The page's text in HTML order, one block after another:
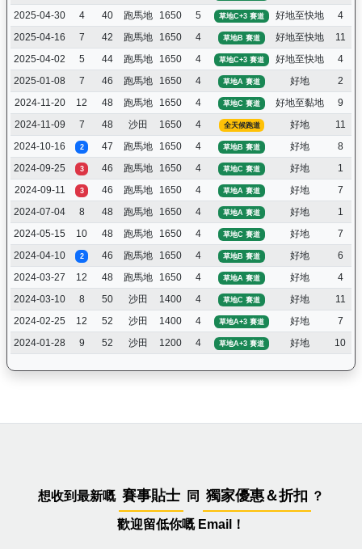
2025-04-30
4 40 跑馬地 1650 5 草地C+3 賽道 好地至快地 4
2025-04-16
7 42 跑馬地 1650 4 草地B 賽道 好地至快地 11
2025-04-02
5 44 跑馬地 1650 4 草地C+3 賽道 好地至快地 4
2025-01-08
7 46 跑馬地 1650 4 草地A 賽道 好地 2
2024-11-20
12 48 跑馬地 1650 4 草地C 賽道 好地至黏地 9
2024-11-09
7 48 沙田 1650 4 全天候跑道 好地 11
2024-10-16
2 47 跑馬地 1650 4 草地B 賽道 好地 8
2024-09-25
3 46 跑馬地 1650 4 草地C 賽道 好地 1
2024-09-11
3 46 跑馬地 1650 4 草地A 賽道 好地 7
2024-07-04
8 48 跑馬地 1650 4 草地A 賽道 好地 1
2024-05-15
10 48 跑馬地 1650 4 草地C 賽道 好地 7
2024-04-10
2 46 跑馬地 1650 4 草地B 賽道 好地 6
2024-03-27
12 48 跑馬地 1650 4 草地A 賽道 好地 4
2024-03-10
8 50 沙田 1400 4 草地C 賽道 好地 11
2024-02-25
12 52 沙田 1400 4 草地A+3 賽道 好地 7
2024-01-28
9 52 沙田 1200 4 草地A+3 賽道 好地 10
想收到最新嘅 賽事貼士 同 獨家優惠＆折扣 ？
歡迎留低你嘅 Email！